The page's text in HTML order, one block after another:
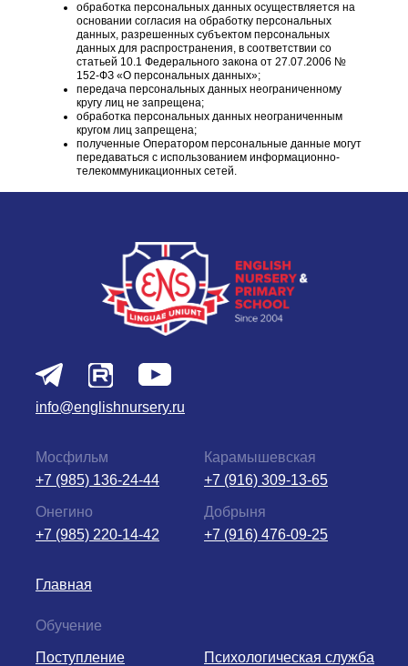
обработка персональных данных осуществляется на
основании согласия на обработку персональных
данных, разрешенных субъектом персональных
данных для распространения, в соответствии со
статьей 10.1 Федерального закона от 27.07.2006 №
152-ФЗ «О персональных данных»;
передача персональных данных неограниченному
кругу лиц не запрещена;
обработка персональных данных неограниченным
кругом лиц запрещена;
полученные Оператором персональные данные могут
передаваться с использованием информационно-
телекоммуникационных сетей.
Психологическая служба
Поступление
Обучение
info@englishnursery.ru
+7 (916) 476-09-25
Добрыня
+7 (916) 309-13-65
Карамышевская
+7 (985) 220-14-42
Онегино
+7 (985) 136-24-44
Мосфильм
Главная